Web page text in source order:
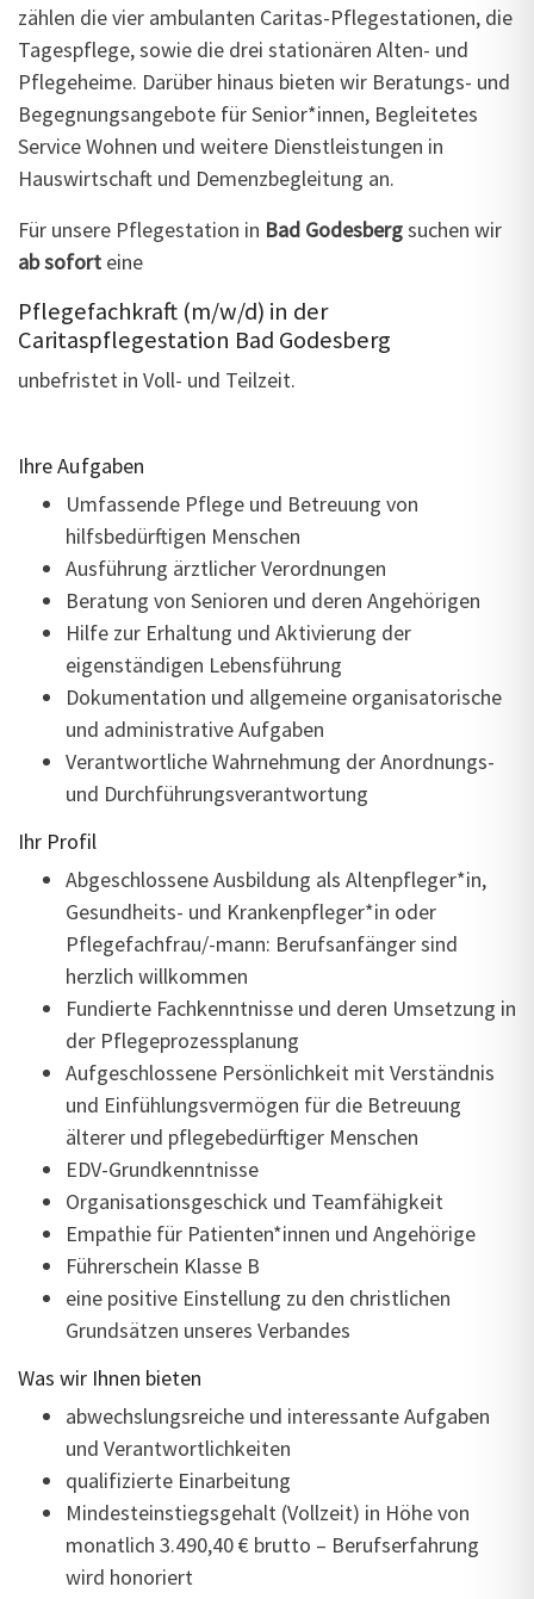
zählen die vier ambulanten Caritas-Pflegestationen, die
Tagespflege, sowie die drei stationären Alten- und
Pflegeheime. Darüber hinaus bieten wir Beratungs- und
Begegnungsangebote für Senior*innen, Begleitetes
Service Wohnen und weitere Dienstleistungen in
Hauswirtschaft und Demenzbegleitung an.
Für unsere Pflegestation in Bad Godesbergsuchen wir
ab sofort eine
Pflegefachkraft (m/w/d) in der
Caritaspflegestation Bad Godesberg
unbefristet in Voll- und Teilzeit.
Ihre Aufgaben
Umfassende Pflege und Betreuung von
hilfsbedürftigen Menschen
Ausführung ärztlicher Verordnungen
Beratung von Senioren und deren Angehörigen
Hilfe zur Erhaltung und Aktivierung der
eigenständigen Lebensführung
Dokumentation und allgemeine organisatorische
und administrative Aufgaben
Verantwortliche Wahrnehmung der Anordnungs-
und Durchführungsverantwortung
Ihr Profil
Abgeschlossene Ausbildung als Altenpfleger*in,
Gesundheits- und Krankenpfleger*in oder
Pflegefachfrau/-mann: Berufsanfänger sind
herzlich willkommen
Fundierte Fachkenntnisse und deren Umsetzung in
der Pflegeprozessplanung
Aufgeschlossene Persönlichkeit mit Verständnis
und Einfühlungsvermögen für die Betreuung
älterer und pflegebedürftiger Menschen
EDV-Grundkenntnisse
Organisationsgeschick und Teamfähigkeit
Empathie für Patienten*innen und Angehörige
Führerschein Klasse B
eine positive Einstellung zu den christlichen
Grundsätzen unseres Verbandes
Was wir Ihnen bieten
abwechslungsreiche und interessante Aufgaben
und Verantwortlichkeiten
qualifizierte Einarbeitung
Mindesteinstiegsgehalt (Vollzeit) in Höhe von
monatlich 3.490,40 € brutto – Berufserfahrung
wird honoriert